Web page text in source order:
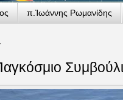
π.Ἰωάννης Ρωμανίδης